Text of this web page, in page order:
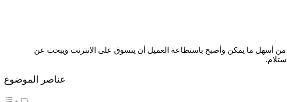
من أسهل ما يمكن وأصبح باستطاعة العميل أن يتسوق على الانترنت ويبحث عن
عناصر الموضوع